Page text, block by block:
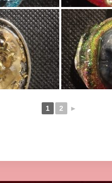
1 2 ►